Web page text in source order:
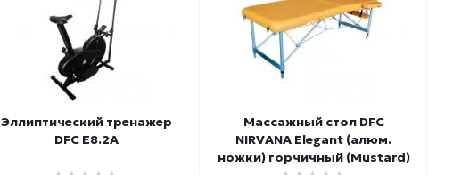
Эллиптический тренажер
DFC E8.2A
Массажный стол DFC
NIRVANA Elegant (алюм.
ножки) горчичный (Mustard)